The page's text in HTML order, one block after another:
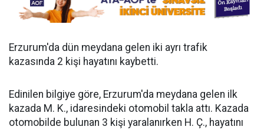
Erzurum'da dün meydana gelen iki ayrı trafik
kazasında 2 kişi hayatını kaybetti.
Edinilen bilgiye göre, Erzurum'da meydana gelen ilk
kazada M. K., idaresindeki otomobil takla attı. Kazada
otomobilde bulunan 3 kişi yaralanırken H. Ç., hayatını